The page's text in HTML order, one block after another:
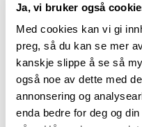
Ja, vi bruker også
Med cookies kan vi gi
preg, så du kan se mer
kanskje slippe å se så
også noe av dette med
annonsering og
enda bedre for deg og
Grunnarbeidet til det
startet i september
reisverk begynte de
november 2021 det
ferdigstilt.